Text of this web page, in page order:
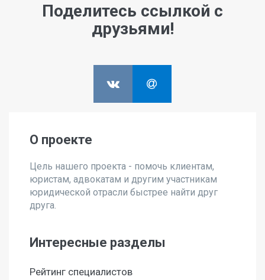
Поделитесь ссылкой с
друзьями!
О проекте
Цель нашего проекта - помочь клиентам,
юристам, адвокатам и другим участникам
юридической отрасли быстрее найти друг
друга.
Интересные разделы
Рейтинг специалистов